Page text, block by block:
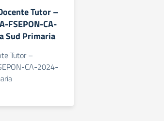
Tutor –
FSEPON-CA-
Sud Primaria
Tutor –
CA-2024-